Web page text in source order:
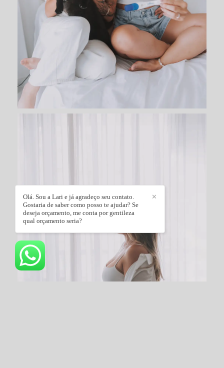
✕
Olá. Sou a Lari e já agradeço seu contato.
Gostaria de saber como posso te ajudar? Se
deseja orçamento, me conta por gentileza
qual orçamento seria?